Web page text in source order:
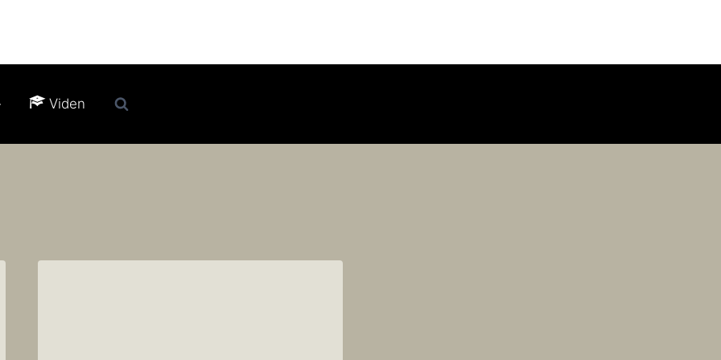
Viden